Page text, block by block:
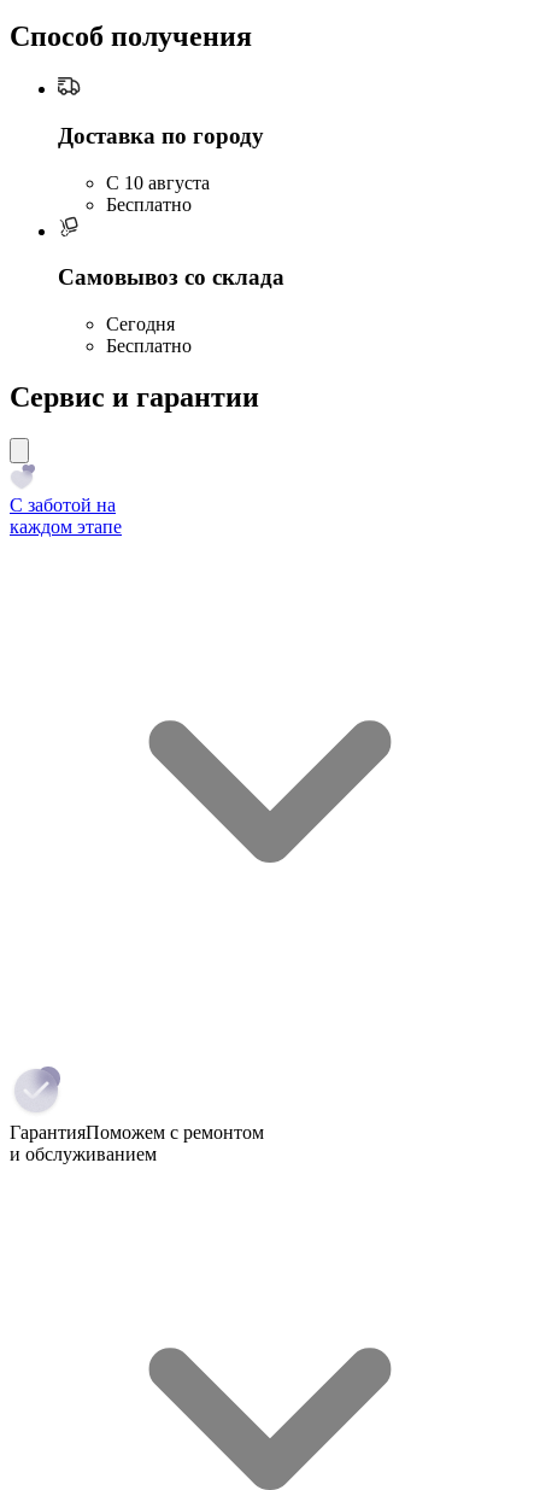
Способ получения
Доставка по городу
C 10 августа
Бесплатно
Самовывоз со склада
Сегодня
Бесплатно
Сервис и гарантии
С заботой на
каждом этапе
ГарантияПоможем с ремонтом
и обслуживанием